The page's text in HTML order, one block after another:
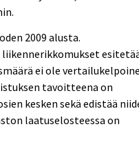
2009 alusta.
ei ole
tavoitteena on
kesken sekä edistää
laatuselosteessa on